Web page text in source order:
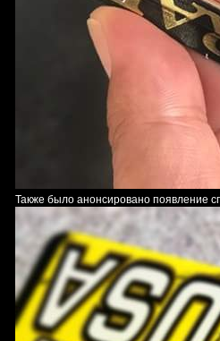
Также было анонсировано появление